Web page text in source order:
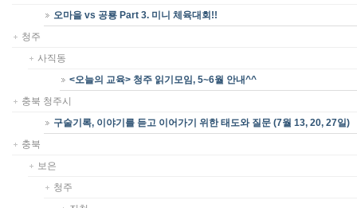
오마을 vs 공룡 Part 3. 미니 체육대회!!
청주
사직동
<오늘의 교육> 청주 읽기모임, 5~6월 안내^^
충북 청주시
구술기록, 이야기를 듣고 이어가기 위한 태도와 질문 (7월 13, 20, 27일)
충북
보은
청주